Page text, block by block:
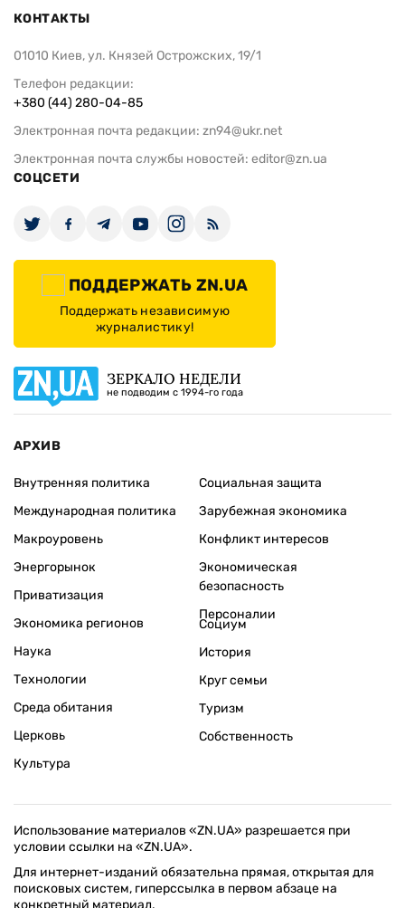
КОНТАКТЫ
01010 Киев, ул. Князей Острожских, 19/1
Телефон редакции:
+380 (44) 280-04-85
Электронная почта редакции: zn94@ukr.net
Электронная почта службы новостей: editor@zn.ua
СОЦСЕТИ
ПОДДЕРЖАТЬ ZN.UA
Поддержать независимую
журналистику!
ЗЕРКАЛО НЕДЕЛИ
не подводим с 1994-го года
АРХИВ
Внутренняя политика
Международная политика
Макроуровень
Энергорынок
Приватизация
Экономика регионов
Социальная защита
Зарубежная экономика
Конфликт интересов
Экономическая
безопасность
Персоналии
Наука
Технологии
Среда обитания
Церковь
Культура
Социум
История
Круг семьи
Туризм
Собственность
Использование материалов «ZN.UA» разрешается при
условии ссылки на «ZN.UA».
Для интернет-изданий обязательна прямая, открытая для
поисковых систем, гиперссылка в первом абзаце на
конкретный материал.